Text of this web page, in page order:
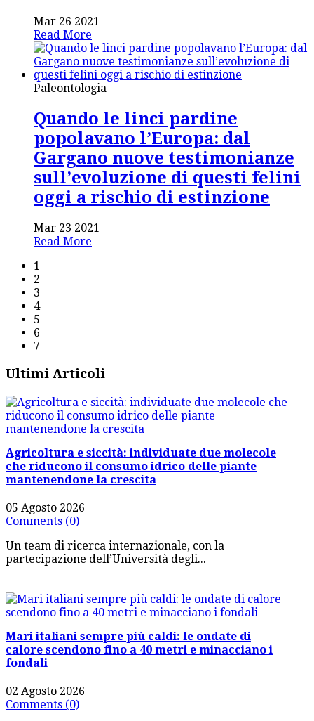
Mar 26 2021
Read More
Paleontologia
Quando le linci pardine
popolavano l’Europa: dal
Gargano nuove testimonianze
sull’evoluzione di questi felini
oggi a rischio di estinzione
Mar 23 2021
Read More
1
2
3
4
5
6
7
Ultimi Articoli
Agricoltura e siccità: individuate due molecole
che riducono il consumo idrico delle piante
mantenendone la crescita
05 Agosto 2026
Comments (0)
Un team di ricerca internazionale, con la
partecipazione dell’Università degli...
Mari italiani sempre più caldi: le ondate di
calore scendono fino a 40 metri e minacciano i
fondali
02 Agosto 2026
Comments (0)